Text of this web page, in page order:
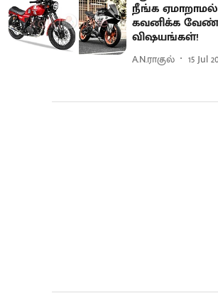
நீங்க
கவனிக்க
விஷயங்கள்!
A.N.ராகுல் 15 Jul